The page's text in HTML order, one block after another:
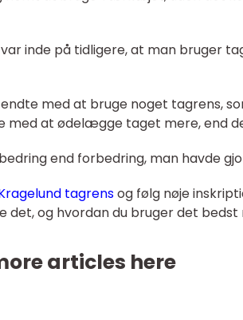
inde på tidligere, at man bruger
med at bruge noget tagrens,
med at ødelægge taget mere, end
end forbedring, man havde
tagrensog følg nøje
det, og hvordan du bruger det bedst
articles here